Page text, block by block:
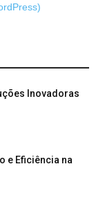
Inovadoras
e Eficiência na